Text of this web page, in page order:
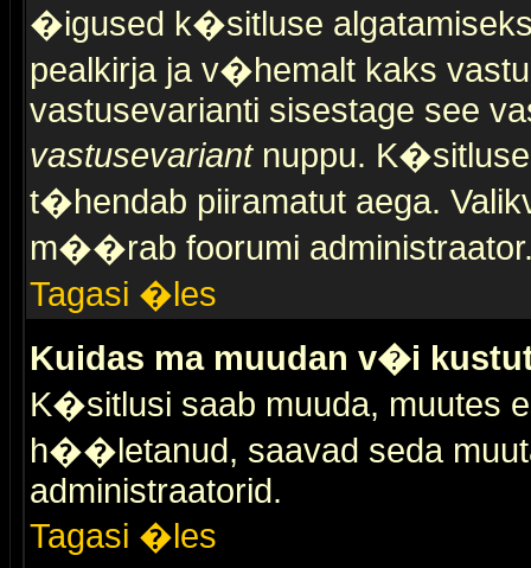
�igused k�sitluse
pealkirja ja v�hemalt kaks
vastusevarianti sisestage see
vastusevariantnuppu.
t�hendab piiramatut aega.
m��rab foorumi
Tagasi �les
Kuidas ma muudan v�i
K�sitlusi saab muuda, muutes
h��letanud, saavad seda
administraatorid.
Tagasi �les